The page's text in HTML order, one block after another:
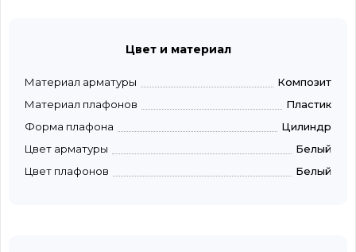
Цвет и материал
Материал арматуры
Композит
Материал плафонов
Пластик
Форма плафона
Цилиндр
Цвет арматуры
Белый
Цвет плафонов
Белый